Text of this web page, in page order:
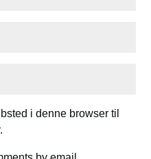
i denne browser til